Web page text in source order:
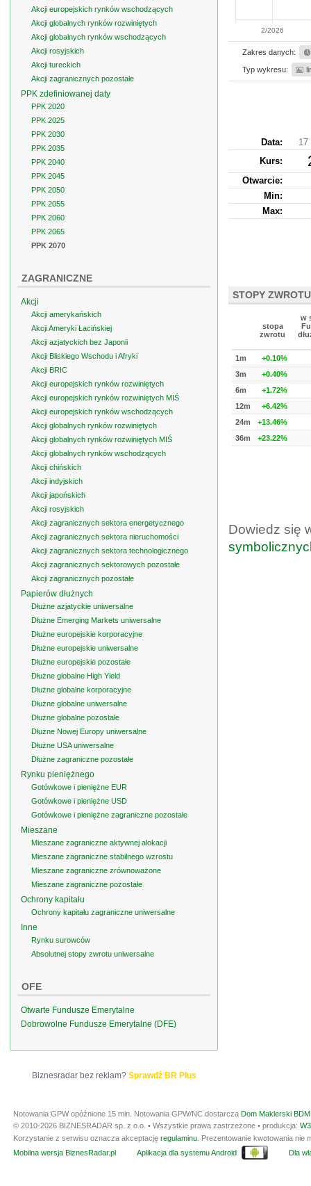
2/2026
Zakres danych:
Typ wykresu:
Data:
17
Kurs:
Otwarcie:
Min:
Max:
STOPY ZWROTU
stopa
zwrotu
w
1m
+0.10%
3m
+0.40%
6m
+1.72%
12m
+6.42%
24m
+13.46%
36m
+23.22%
Dowiedz się
Akcji europejskich rynków wschodzących
Akcji globalnych rynków rozwiniętych
Akcji globalnych rynków wschodzących
Akcji rosyjskich
Akcji tureckich
Akcji zagranicznych pozostałe
PPK zdefiniowanej daty
PPK 2020
PPK 2025
PPK 2030
PPK 2035
PPK 2040
PPK 2045
PPK 2050
PPK 2055
PPK 2060
PPK 2065
PPK 2070
ZAGRANICZNE
Akcji
Akcji amerykańskich
Akcji Ameryki Łacińskiej
Akcji azjatyckich bez Japonii
Akcji Bliskiego Wschodu i Afryki
Akcji BRIC
Akcji europejskich rynków rozwiniętych
Akcji europejskich rynków rozwiniętych MIŚ
Akcji europejskich rynków wschodzących
Akcji globalnych rynków rozwiniętych
Akcji globalnych rynków rozwiniętych MIŚ
Akcji globalnych rynków wschodzących
Akcji chińskich
Akcji indyjskich
Akcji japońskich
Akcji rosyjskich
Akcji zagranicznych sektora energetycznego
Akcji zagranicznych sektora nieruchomości
Akcji zagranicznych sektora technologicznego
Akcji zagranicznych sektorowych pozostałe
Akcji zagranicznych pozostałe
Papierów dłużnych
Dłużne azjatyckie uniwersalne
Dłużne Emerging Markets uniwersalne
Dłużne europejskie korporacyjne
Dłużne europejskie uniwersalne
Dłużne europejskie pozostałe
Dłużne globalne High Yield
Dłużne globalne korporacyjne
Dłużne globalne uniwersalne
Dłużne globalne pozostałe
Dłużne Nowej Europy uniwersalne
Dłużne USA uniwersalne
Dłużne zagraniczne pozostałe
Rynku pieniężnego
Gotówkowe i pieniężne EUR
Gotówkowe i pieniężne USD
Gotówkowe i pieniężne zagraniczne pozostałe
Mieszane
Mieszane zagraniczne aktywnej alokacji
Mieszane zagraniczne stabilnego wzrostu
Mieszane zagraniczne zrównoważone
Mieszane zagraniczne pozostałe
Ochrony kapitału
Ochrony kapitału zagraniczne uniwersalne
Inne
Rynku surowców
Absolutnej stopy zwrotu uniwersalne
OFE
Otwarte Fundusze Emerytalne
Dobrowolne Fundusze Emerytalne (DFE)
Biznesradar bez reklam? Sprawdź BR Plus
Notowania GPW opóźnione 15 min. Notowania GPW/NC dostarcza Dom Maklerski
© 2010-2026 BIZNESRADAR sp. z o.o. • Wszystkie prawa zastrzeżone • produkcja:
Korzystanie z serwisu oznacza akceptację regulaminu . Prezentowanie kwotowania
Mobilna wersja BiznesRadar.pl
Aplikacja dla systemu Android Dla